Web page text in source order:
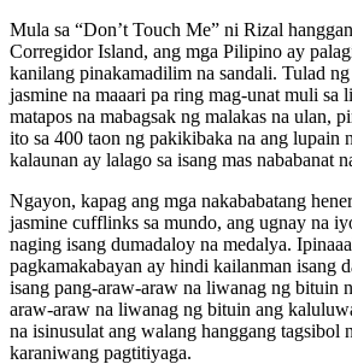
Mula sa “Don’t Touch Me” ni Rizal
Corregidor Island, ang mga Pilipino ay
kanilang pinakamadilim na sandali. Tulad
jasmine na maaari pa ring mag-unat muli sa
matapos na mabagsak ng malakas na ulan,
ito sa 400 taon ng pakikibaka na ang lupain
kalaunan ay lalago sa isang mas nababanat
Ngayon, kapag ang mga nakababatang
jasmine cufflinks sa mundo, ang ugnay na
naging isang dumadaloy na medalya.
pagkamakabayan ay hindi kailanman isang
isang pang-araw-araw na liwanag ng bituin
araw-araw na liwanag ng bituin ang
na isinusulat ang walang hanggang tagsibol
karaniwang pagtitiyaga.